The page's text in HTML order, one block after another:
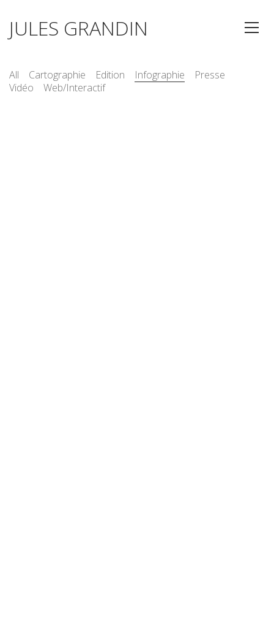
JULES GRANDIN
All Cartographie Edition Infographie
Presse
Vidéo
Web/Interactif